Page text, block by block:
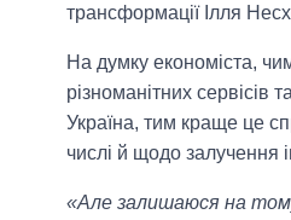
трансформації Ілля
На думку економіста,
різноманітних сервісів
Україна, тим краще це
числі й щодо залучення
«Але залишаюся на